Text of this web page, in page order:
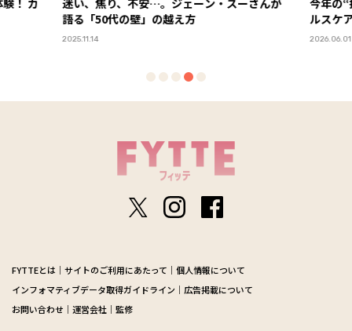
んが
今年の“推しヘルスケア”が決定！ 「FYTTEヘ
ルスケア大賞2026」ランキング発表
2026.06.01
１本で
践する
2026.07.16
FYTTEとは サイトのご利用にあたって
個人情報について
インフォマティブデータ取得ガイドライン
広告掲載について
お問い合わせ
運営会社 監修